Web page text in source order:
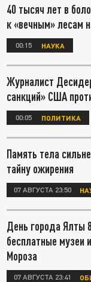
40 тысяч лет в
к «вечным» лесам
00:15 НАУКА
Журналист
санкций» США
00:05 ПОЛИТИКА
Память тела
тайну ожирения
07 АВГУСТА 23:50
День города Ялты
бесплатные музеи
Мороза
07 АВГУСТА 23:41